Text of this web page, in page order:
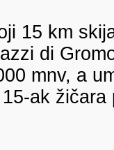
15 km
di
mnv, a
ak